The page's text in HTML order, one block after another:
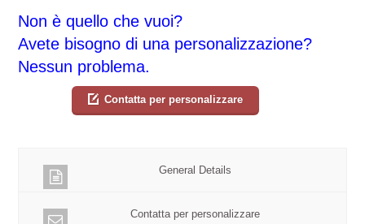
Non è quello che vuoi?
Avete bisogno di una personalizzazione?
Nessun problema.
Contatta per personalizzare
General Details
Contatta per personalizzare